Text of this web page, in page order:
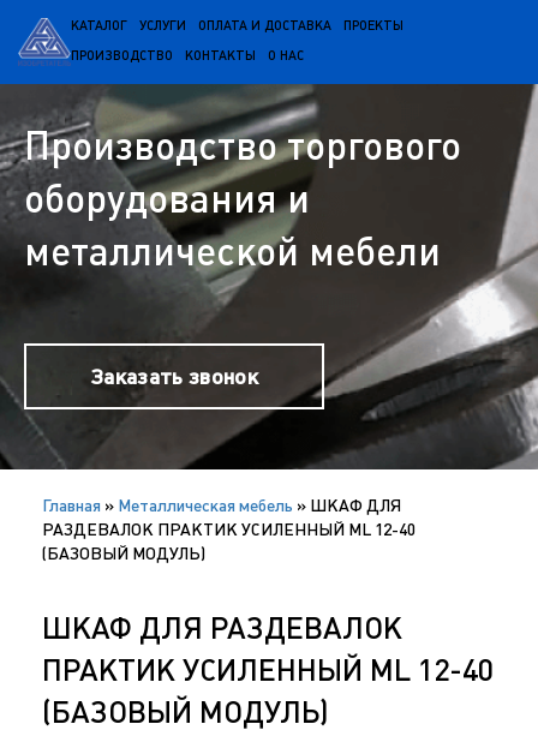
КАТАЛОГ УСЛУГИ ОПЛАТА И ДОСТАВКА ПРОЕКТЫ
ПРОИЗВОДСТВО КОНТАКТЫ О НАС
Производство торгового
оборудования и
металлической мебели
Заказать звонок
Главная » Металлическая мебель » ШКАФ ДЛЯ
РАЗДЕВАЛОК ПРАКТИК УСИЛЕННЫЙ ML 12-40
(БАЗОВЫЙ МОДУЛЬ)
ШКАФ ДЛЯ РАЗДЕВАЛОК
ПРАКТИК УСИЛЕННЫЙ ML 12-40
(БАЗОВЫЙ МОДУЛЬ)